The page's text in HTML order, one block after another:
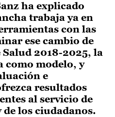
ha explicado
trabaja ya en
con las
ese cambio de
2018-2025, la
como modelo, y
e
resultados
al servicio de
los ciudadanos.